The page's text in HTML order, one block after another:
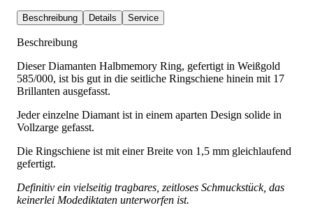
Beschreibung Details Service
Beschreibung
Dieser Diamanten Halbmemory Ring, gefertigt in Weißgold
585/000, ist bis gut in die seitliche Ringschiene hinein mit 17
Brillanten ausgefasst.
Jeder einzelne Diamant ist in einem aparten Design solide in
Vollzarge gefasst.
Die Ringschiene ist mit einer Breite von 1,5 mm gleichlaufend
gefertigt.
Definitiv ein vielseitig tragbares, zeitloses Schmuckstück, das
keinerlei Modediktaten unterworfen ist.